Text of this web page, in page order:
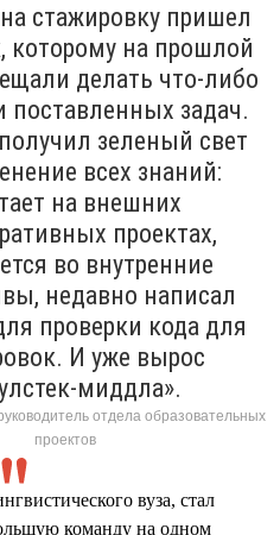
стажировку пришел
которому на прошлой
делать что-либо
поставленных задач.
зеленый свет
всех знаний:
на внешних
проектах,
во внутренние
недавно написал
проверки кода для
И уже вырос
миддла».
отдела образовательных
проектов
вуза, стал
команду на одном